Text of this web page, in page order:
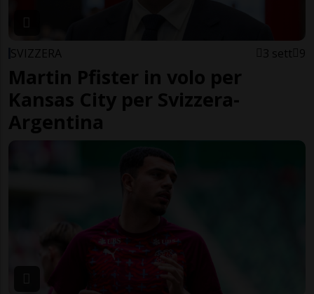
SVIZZERA 3 sett 9
Martin Pfister in volo per
Kansas City per Svizzera-
Argentina